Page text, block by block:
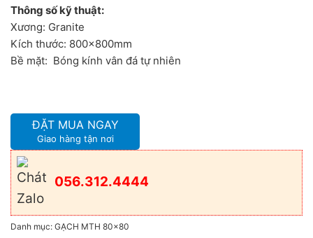
Thông số kỹ thuật:
Xương: Granite
Kích thước: 800x800mm
Bề mặt: Bóng kính vân đá tự nhiên
ĐẶT MUA NGAY
Giao hàng tận nơi
056.312.4444
Danh mục: GẠCH MTH 80x80